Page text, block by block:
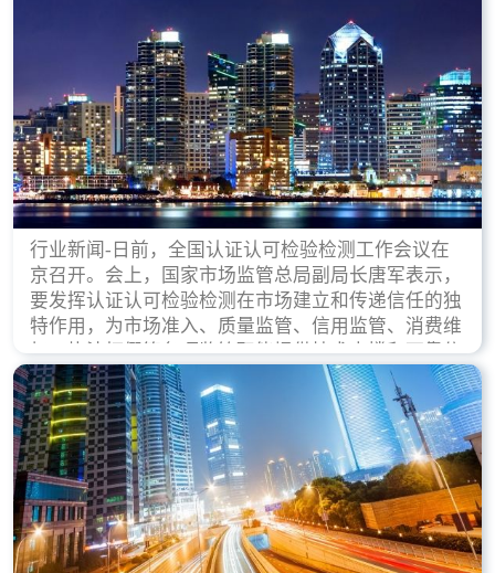
行业新闻-日前，全国认证认可检验检测工作会议在
京召开。会上，国家市场监管总局副局长唐军表示，
要发挥认证认可检验检测在市场建立和传递信任的独
特作用，为市场准入、质量监管、信用监管、消费维
权、执法打假等各项监管职能提供技术支撑和可靠依
据。